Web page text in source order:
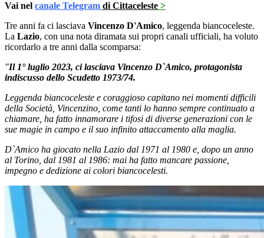
Vai nel canale Telegram di Cittaceleste >
Tre anni fa ci lasciava Vincenzo D'Amico, leggenda biancoceleste.
La Lazio, con una nota diramata sui propri canali ufficiali, ha voluto
ricordarlo a tre anni dalla scomparsa:
"Il 1° luglio 2023, ci lasciava Vincenzo D`Amico, protagonista
indiscusso dello Scudetto 1973/74.
Leggenda biancoceleste e coraggioso capitano nei momenti difficili
della Società, Vincenzino, come tanti lo hanno sempre continuato a
chiamare, ha fatto innamorare i tifosi di diverse generazioni con le
sue magie in campo e il suo infinito attaccamento alla maglia.
D`Amico ha giocato nella Lazio dal 1971 al 1980 e, dopo un anno
al Torino, dal 1981 al 1986: mai ha fatto mancare passione,
impegno e dedizione ai colori biancocelesti.